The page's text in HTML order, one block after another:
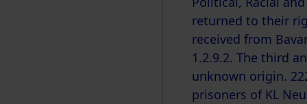
returned to their
received from
1.2.9.2. The third
unknown origin.
prisoners of KL